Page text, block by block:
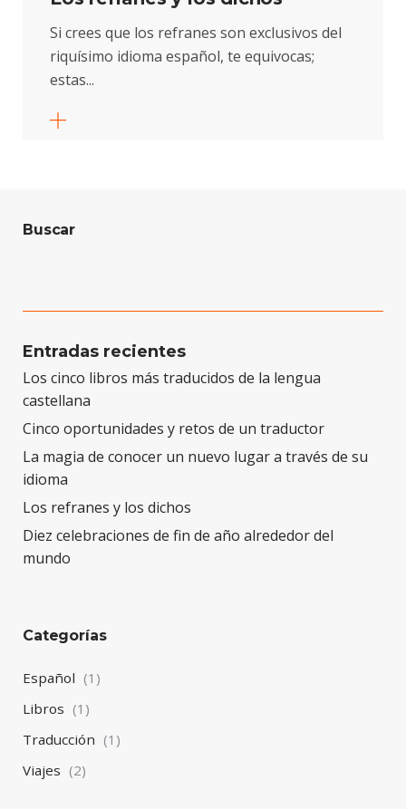
Si crees que los refranes son exclusivos del
riquísimo idioma español, te equivocas;
estas...
Buscar
c
r
Entradas recientes
Los cinco libros más traducidos de la lengua
castellana
Cinco oportunidades y retos de un traductor
La magia de conocer un nuevo lugar a través de su
idioma
Los refranes y los dichos
Diez celebraciones de fin de año alrededor del
mundo
Categorías
Español (1)
Libros (1)
Traducción (1)
Viajes (2)